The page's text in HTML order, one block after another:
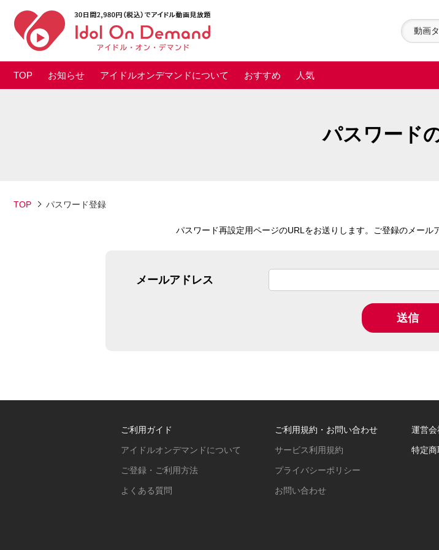
TOP お知らせ アイドルオンデマンドについて おすすめ 人気
パスワード
TOP パスワード登録
パスワード再設定用ページのURLをお送りします。ご登録のメール
メールアドレス
送信
ご利用ガイド
アイドルオンデマンドについて
ご登録・ご利用方法
よくある質問
ご利用規約・お問い合わせ
サービス利用規約
プライバシーポリシー
お問い合わせ
運営会
特定